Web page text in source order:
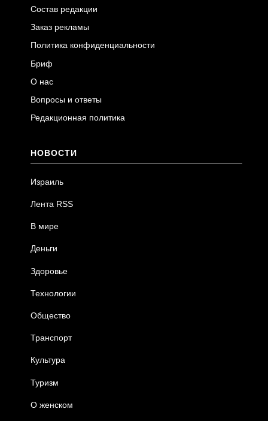
Состав редакции
Заказ рекламы
Политика конфиденциальности
Бриф
О нас
Вопросы и ответы
Редакционная политика
НОВОСТИ
Израиль
Лента RSS
В мире
Деньги
Здоровье
Технологии
Общество
Транспорт
Культура
Туризм
О женском